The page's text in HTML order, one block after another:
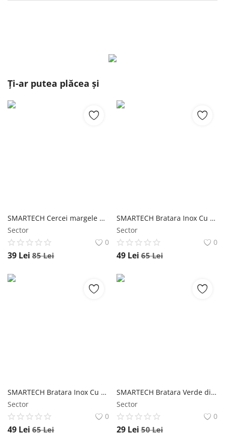
Ți-ar putea plăcea și
SMARTECH Cercei margele de sticla petrecere - albastru si argintiu
Sector
0
39 Lei 85Lei
SMARTECH Bratara Inox Cu Model Scoici, Auriu
Sector
0
49 Lei 65Lei
SMARTECH Bratara Inox Cu Model Scoici, Argintiu
Sector
0
49 Lei 65Lei
SMARTECH Bratara Verde din Snur Reglabil, cu Cerculete Inox
Sector
0
29 Lei 50Lei